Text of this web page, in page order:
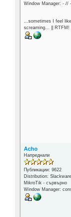
Window Manager: - //
...sometimes I feel like
screaming... || RTFM!
Acho
Напреднали
Публикации: 9622
Distribution: Slackware,
MikroTik - сървърно
Window Manager: